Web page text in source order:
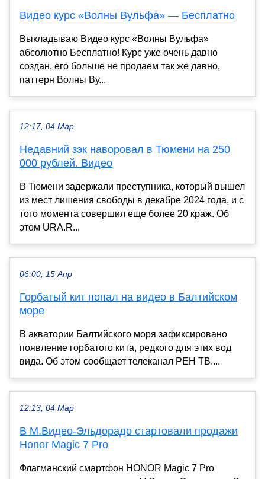
Видео курс «Волны Вульфа» — Бесплатно
Выкладываю Видео курс «Волны Вульфа»
абсолютно Бесплатно! Курс уже очень давно
создан, его больше не продаем так же давно,
паттерн Волны Ву...
12:17, 04 Мар
Недавний зэк наворовал в Тюмени на 250
000 рублей. Видео
В Тюмени задержали преступника, который вышел
из мест лишения свободы в декабре 2024 года, и с
того момента совершил еще более 20 краж. Об
этом URA.R...
06:00, 15 Апр
Горбатый кит попал на видео в Балтийском
море
В акватории Балтийского моря зафиксировано
появление горбатого кита, редкого для этих вод
вида. Об этом сообщает телеканал РЕН ТВ....
12:13, 04 Мар
В М.Видео-Эльдорадо стартовали продажи
Honor Magic 7 Pro
Флагманский смартфон HONOR Magic 7 Pro